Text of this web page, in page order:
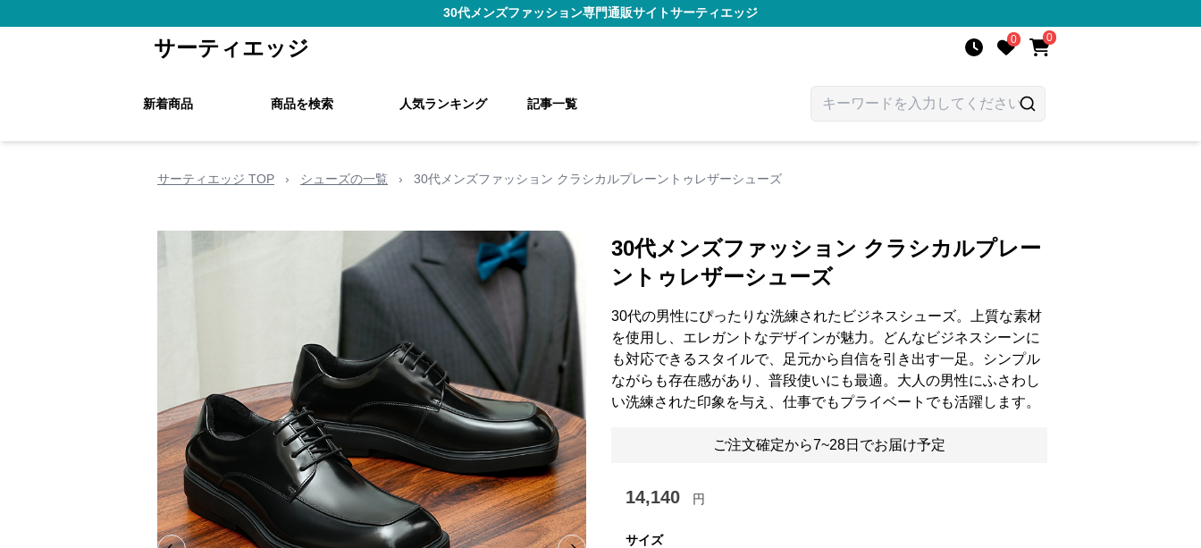
30代メンズファッション専門通販サイトサーティエッジ
サーティエッジ 0 0
新着商品 商品を検索 人気ランキング 記事一覧
サーティエッジ TOP › シューズの一覧 › 30代メンズファッション クラシカルプレーントゥレザーシューズ
30代メンズファッション クラシカルプレー
ントゥレザーシューズ
30代の男性にぴったりな洗練されたビジネスシューズ。上質な素材
を使用し、エレガントなデザインが魅力。どんなビジネスシーンに
も対応できるスタイルで、足元から自信を引き出す一足。シンプル
ながらも存在感があり、普段使いにも最適。大人の男性にふさわし
い洗練された印象を与え、仕事でもプライベートでも活躍します。
ご注文確定から7~28日でお届け予定
14,140 円
サイズ